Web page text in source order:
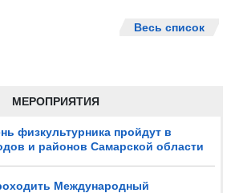
МЕРОПРИЯТИЯ
физкультурника пройдут в
и районов Самарской области
Международный
Весь список